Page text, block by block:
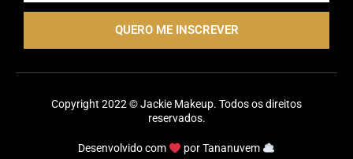
QUERO ME INSCREVER
Copyright 2022 © Jackie Makeup. Todos os direitos
reservados.
Desenvolvido com porTananuvem